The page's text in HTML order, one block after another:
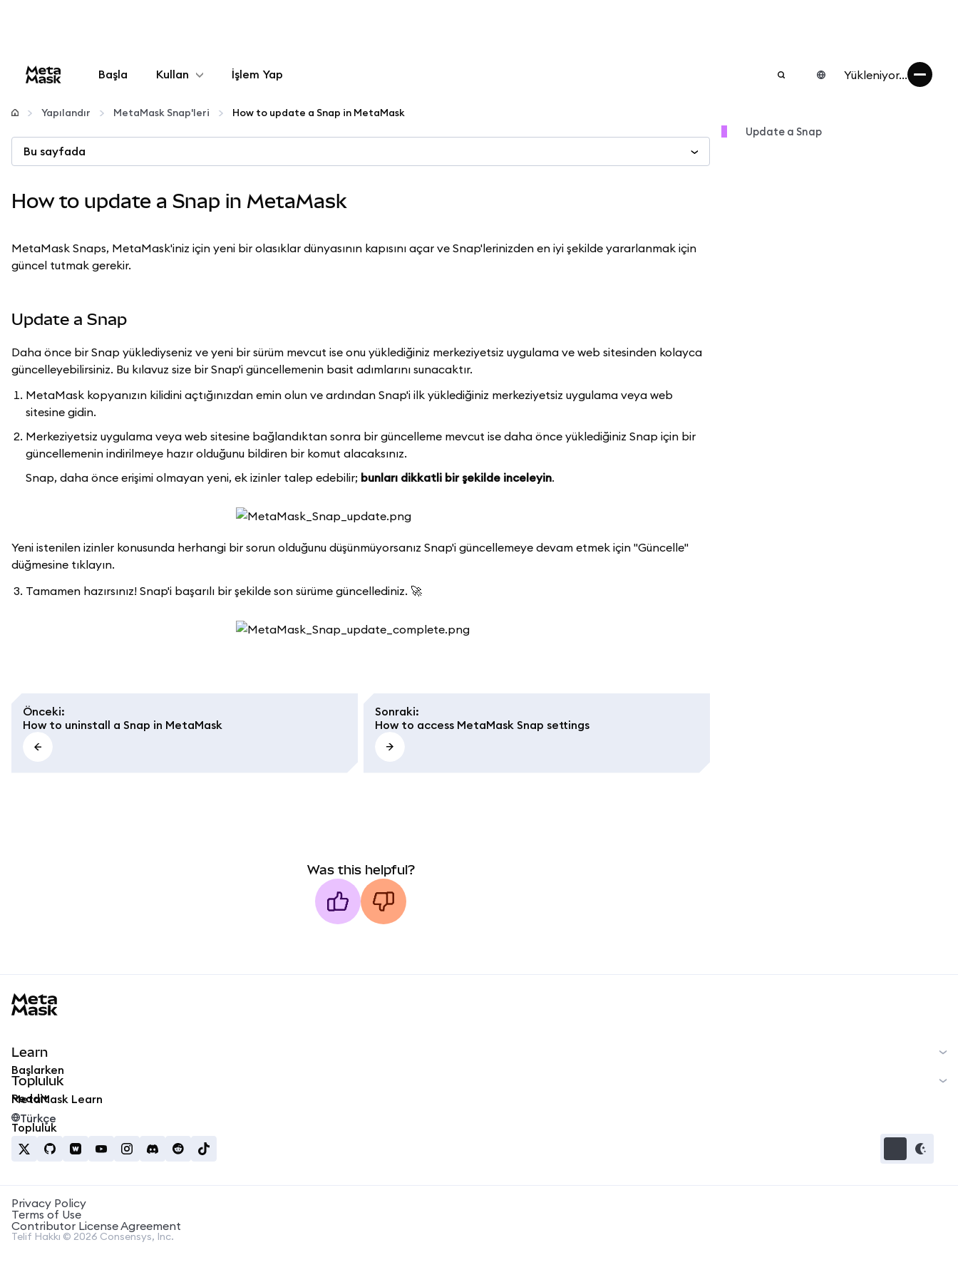
Başla Kullan
Yapılandır
Kripto yönetin
Daha fazla web3
İşlem Yap Yükleniyor...
Yapılandır MetaMask Snap'leri How to update a Snap in MetaMask
Bu sayfada
How to update a Snap in MetaMask
MetaMask Snaps, MetaMask'iniz için yeni bir olasıklar dünyasının kapısını açar ve Snap'lerinizden en iyi şekilde yararlanmak için
güncel tutmak gerekir.
Update a Snap
Daha önce bir Snap yüklediyseniz ve yeni bir sürüm mevcut ise onu yüklediğiniz merkeziyetsiz uygulama ve web sitesinden kolayca
güncelleyebilirsiniz. Bu kılavuz size bir Snap'i güncellemenin basit adımlarını sunacaktır.
MetaMask kopyanızın kilidini açtığınızdan emin olun ve ardından Snap'i ilk yüklediğiniz merkeziyetsiz uygulama veya web
sitesine gidin.
Merkeziyetsiz uygulama veya web sitesine bağlandıktan sonra bir güncelleme mevcut ise daha önce yüklediğiniz Snap için bir
güncellemenin indirilmeye hazır olduğunu bildiren bir komut alacaksınız.
Snap, daha önce erişimi olmayan yeni, ek izinler talep edebilir; bunları dikkatli bir şekilde inceleyin.
Yeni istenilen izinler konusunda herhangi bir sorun olduğunu düşünmüyorsanız Snap'i güncellemeye devam etmek için "Güncelle"
düğmesine tıklayın.
Tamamen hazırsınız! Snap'i başarılı bir şekilde son sürüme güncellediniz. 🚀
Önceki:
How to uninstall a Snap in MetaMask
Sonraki:
How to access MetaMask Snap settings
Was this helpful?
Update a Snap
Learn
Başlarken
MetaMask Learn
Topluluk
Reddit
Topluluk
Türkçe
Privacy Policy
Terms of Use
Contributor License Agreement
Telif Hakkı © 2026 Consensys, Inc.